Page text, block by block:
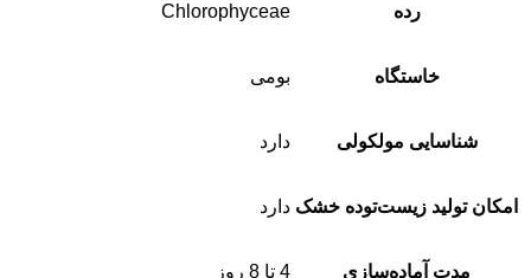
رده Chlorophyceae
خاستگاه بومی
شناسایی مولکولی دارد
امکان تولید زیست‌توده خشک دارد
مدت آماده‌سازی 4 تا 8 روز